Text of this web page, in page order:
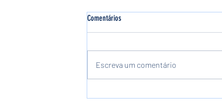
Comentários
Escreva um comentário